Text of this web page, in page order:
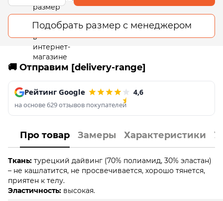
Подобрать размер с менеджером
🚚 Отправим [delivery-range]
Рейтинг Google 4,6
на основе 629 отзывов покупателей
Про товар Замеры Характеристики
Ткань: турецкий дайвинг (70% полиамид, 30% эластан)
– не кашлатится, не просвечивается, хорошо тянется,
приятен к телу.
Эластичность: высокая.